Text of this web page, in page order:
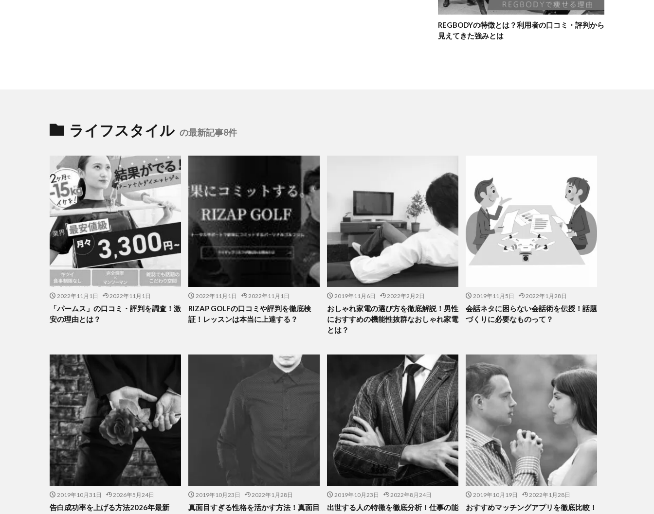
REGBODYの特徴とは？利用者の口コミ・評判から
見えてきた強みとは
ライフスタイル の最新記事8件
2022年11月1日 2022年11月1日
「パームス」の口コミ・評判を調査！激
安の理由とは？
2022年11月1日 2022年11月1日
RIZAP GOLFの口コミや評判を徹底検
証！レッスンは本当に上達する？
2019年11月6日 2022年2月2日
おしゃれ家電の選び方を徹底解説！男性
におすすめの機能性抜群なおしゃれ家電
とは？
2019年11月5日 2022年1月28日
会話ネタに困らない会話術を伝授！話題
づくりに必要なものって？
2019年10月31日 2026年5月24日
告白成功率を上げる方法2026年最新
2019年10月23日 2022年1月28日
真面目すぎる性格を活かす方法！真面目
2019年10月23日 2022年8月24日
出世する人の特徴を徹底分析！仕事の能
2019年10月19日 2022年1月28日
おすすめマッチングアプリを徹底比較！